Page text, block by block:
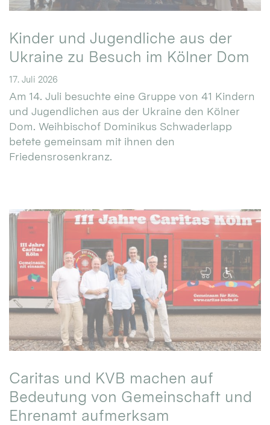
Kinder und Jugendliche aus der
Ukraine zu Besuch im Kölner Dom
17. Juli 2026
Am 14. Juli besuchte eine Gruppe von 41 Kindern
und Jugendlichen aus der Ukraine den Kölner
Dom. Weihbischof Dominikus Schwaderlapp
betete gemeinsam mit ihnen den
Friedensrosenkranz.
Caritas und KVB machen auf
Bedeutung von Gemeinschaft und
Ehrenamt aufmerksam